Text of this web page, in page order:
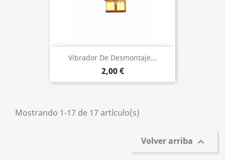
Vibrador De Desmontaje...
2,00 €
Mostrando 1-17 de 17 artículo(s)
Volver arriba 